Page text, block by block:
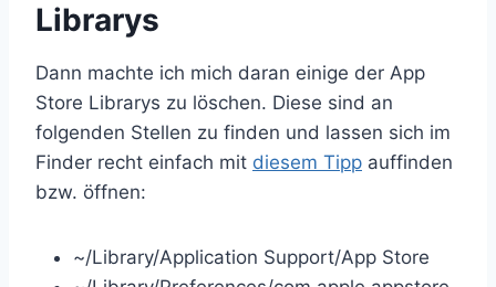
Librarys
Dann machte ich mich daran einige der App
Store Librarys zu löschen. Diese sind an
folgenden Stellen zu finden und lassen sich im
Finder recht einfach mit diesem Tipp auffinden
bzw. öffnen:
~/Library/Application Support/App Store